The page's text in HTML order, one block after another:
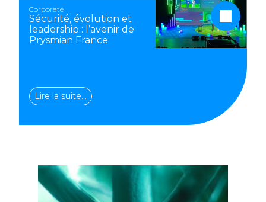
Corporate
Sécurité, évolution et
leadership : l’avenir de
Prysmian France
Lire la suite…